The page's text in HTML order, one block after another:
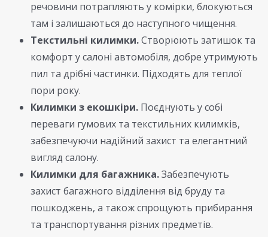
речовини потрапляють у комірки, блокуються
там і залишаються до наступного чищення.
Текстильні килимки.Створюють затишок та
комфорт у салоні автомобіля, добре утримують
пил та дрібні частинки. Підходять для теплої
пори року.
Килимки з екошкіри. Поєднують у собі
переваги гумових та текстильних килимків,
забезпечуючи надійний захист та елегантний
вигляд салону.
Килимки для багажника.Забезпечують
захист багажного відділення від бруду та
пошкоджень, а також спрощують прибирання
та транспортування різних предметів.